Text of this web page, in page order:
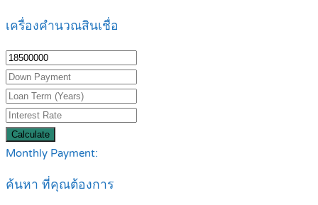
เครื่องคำนวณสินเชื่อ
Calculate
Monthly Payment:
ค้นหา ที่คุณต้องการ